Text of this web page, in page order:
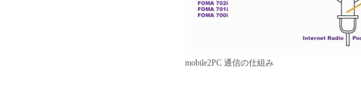
mobile2PC 通信の仕組み